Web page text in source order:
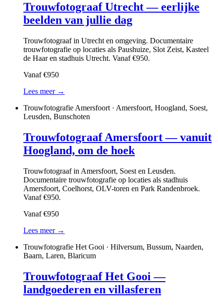
Trouwfotograaf Utrecht — eerlijke
beelden van jullie dag
Trouwfotograaf in Utrecht en omgeving. Documentaire
trouwfotografie op locaties als Paushuize, Slot Zeist, Kasteel
de Haar en stadhuis Utrecht. Vanaf €950.
Vanaf €950
Lees meer →
Trouwfotografie Amersfoort · Amersfoort, Hoogland, Soest,
Leusden, Bunschoten
Trouwfotograaf Amersfoort — vanuit
Hoogland, om de hoek
Trouwfotograaf in Amersfoort, Soest en Leusden.
Documentaire trouwfotografie op locaties als stadhuis
Amersfoort, Coelhorst, OLV-toren en Park Randenbroek.
Vanaf €950.
Vanaf €950
Lees meer →
Trouwfotografie Het Gooi · Hilversum, Bussum, Naarden,
Baarn, Laren, Blaricum
Trouwfotograaf Het Gooi —
landgoederen en villasferen